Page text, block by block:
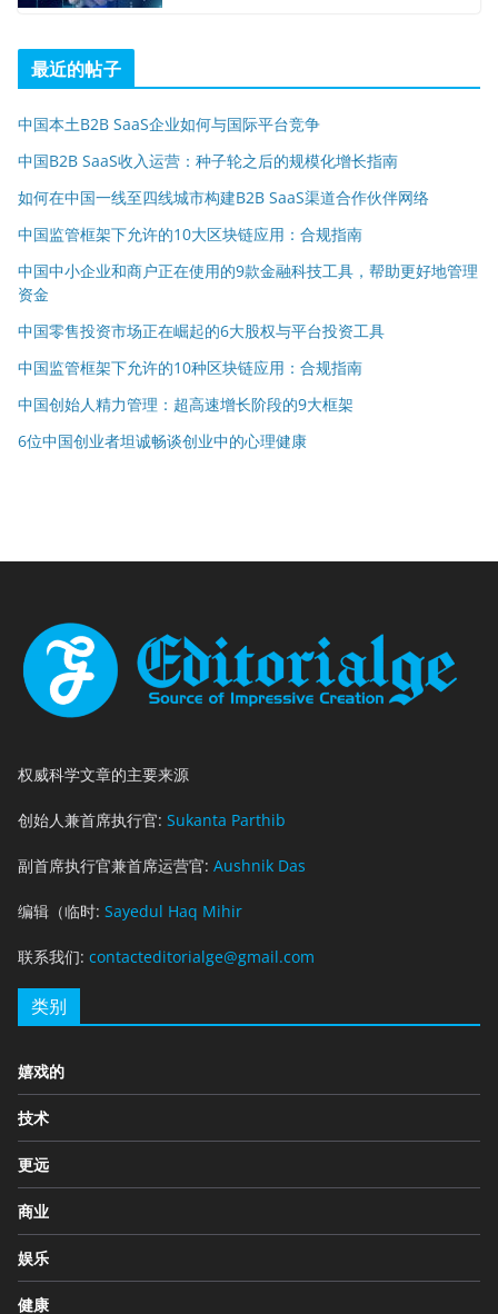
最近的帖子
中国本土B2B SaaS企业如何与国际平台竞争
中国B2B SaaS收入运营：种子轮之后的规模化增长指南
如何在中国一线至四线城市构建B2B SaaS渠道合作伙伴网络
中国监管框架下允许的10大区块链应用：合规指南
中国中小企业和商户正在使用的9款金融科技工具，帮助更好地管理
资金
中国零售投资市场正在崛起的6大股权与平台投资工具
中国监管框架下允许的10种区块链应用：合规指南
中国创始人精力管理：超高速增长阶段的9大框架
6位中国创业者坦诚畅谈创业中的心理健康
权威科学文章的主要来源
创始人兼首席执行官: Sukanta Parthib
副首席执行官兼首席运营官: Aushnik Das
编辑（临时: Sayedul Haq Mihir
联系我们: contacteditorialge@gmail.com
类别
嬉戏的
技术
更远
商业
娱乐
健康